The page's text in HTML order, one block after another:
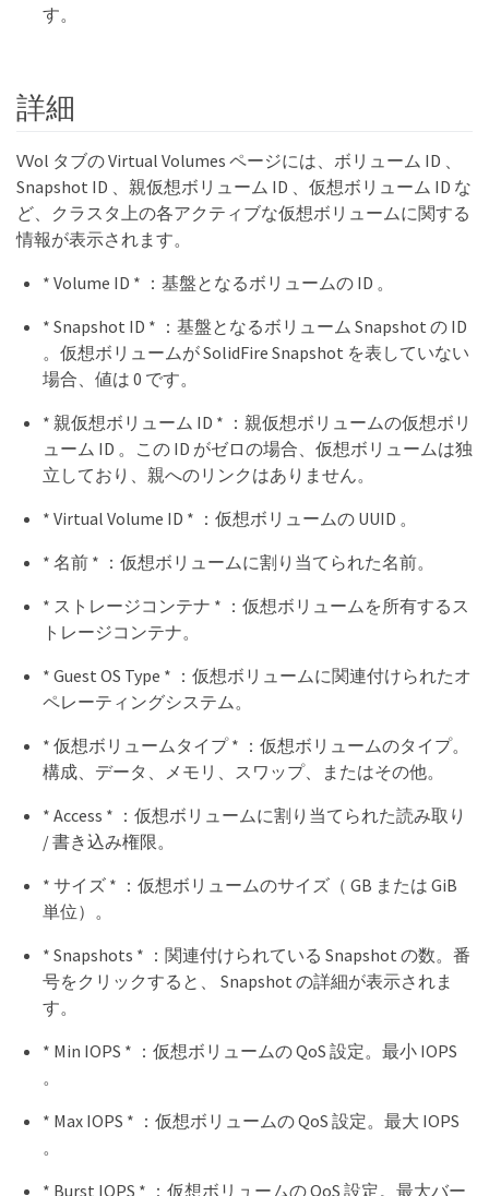
す。
詳細
VVol タブの Virtual Volumes ページには、ボリューム ID 、
Snapshot ID 、親仮想ボリューム ID 、仮想ボリューム ID な
ど、クラスタ上の各アクティブな仮想ボリュームに関する
情報が表示されます。
* Volume ID * ：基盤となるボリュームの ID 。
* Snapshot ID * ：基盤となるボリューム Snapshot の ID
。仮想ボリュームが SolidFire Snapshot を表していない
場合、値は 0 です。
* 親仮想ボリューム ID * ：親仮想ボリュームの仮想ボリ
ューム ID 。この ID がゼロの場合、仮想ボリュームは独
立しており、親へのリンクはありません。
* Virtual Volume ID * ：仮想ボリュームの UUID 。
* 名前 * ：仮想ボリュームに割り当てられた名前。
* ストレージコンテナ * ：仮想ボリュームを所有するス
トレージコンテナ。
* Guest OS Type * ：仮想ボリュームに関連付けられたオ
ペレーティングシステム。
* 仮想ボリュームタイプ * ：仮想ボリュームのタイプ。
構成、データ、メモリ、スワップ、またはその他。
* Access * ：仮想ボリュームに割り当てられた読み取り
/ 書き込み権限。
* サイズ * ：仮想ボリュームのサイズ（ GB または GiB
単位）。
* Snapshots * ：関連付けられている Snapshot の数。番
号をクリックすると、 Snapshot の詳細が表示されま
す。
* Min IOPS * ：仮想ボリュームの QoS 設定。最小 IOPS
。
* Max IOPS * ：仮想ボリュームの QoS 設定。最大 IOPS
。
* Burst IOPS * ：仮想ボリュームの QoS 設定。最大バー